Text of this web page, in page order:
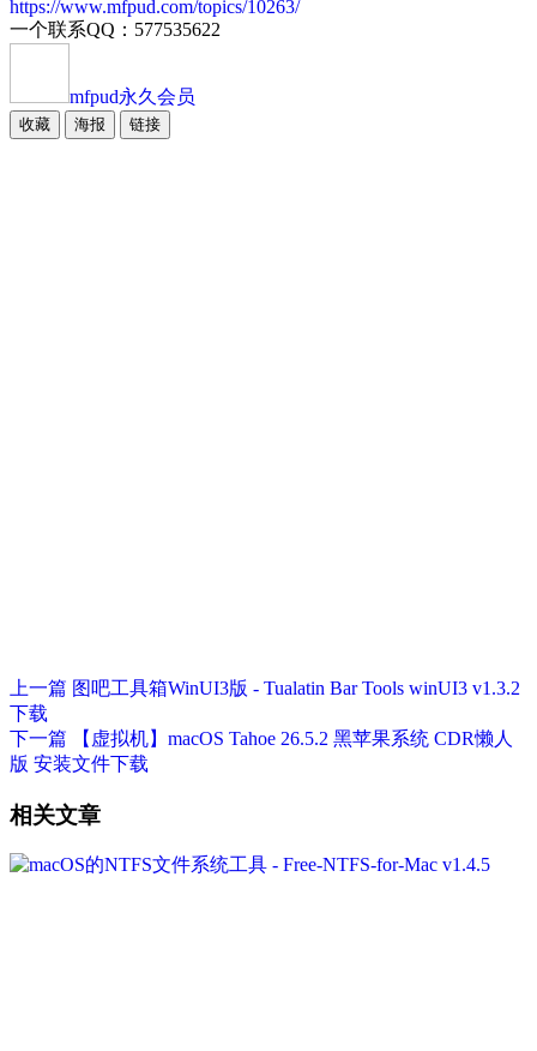
https://www.mfpud.com/topics/10263/
一个联系QQ：577535622
mfpud永久会员
收藏 海报 链接
上一篇 图吧工具箱WinUI3版 - Tualatin Bar Tools winUI3 v1.3.2
下载
下一篇
【虚拟机】macOS Tahoe 26.5.2 黑苹果系统 CDR懒人
版 安装文件下载
相关文章